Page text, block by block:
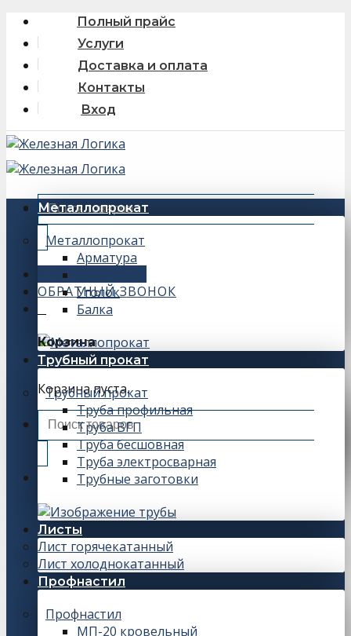
Skip
content
Полный прайс
Услуги
Доставка и оплата
Контакты
Вход
Искать:
+7 (343) 243-56-66
ОБРАТНЫЙ ЗВОНОК
Корзина
Корзина пуста.
Искать:
Металлопрокат
Металлопрокат
Арматура
Уголок
Балка
Трубный прокат
Трубный прокат
Труба профильная
Труба ВГП
Труба бесшовная
Труба электросварная
Трубные заготовки
Листы
Лист горячекатанный
Лист холоднокатанный
Профнастил
Профнастил
МП-20 кровельный